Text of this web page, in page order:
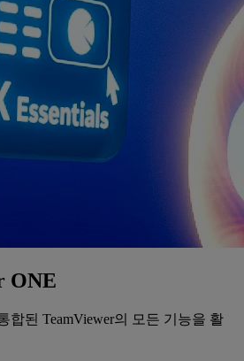
ONE
합된 TeamViewer의 모든 기능을 활